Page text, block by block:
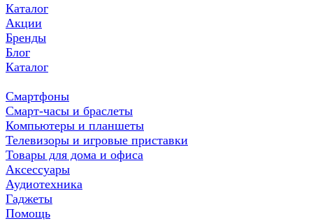
Каталог
Акции
Бренды
Блог
Каталог
Смартфоны
Смарт-часы и браслеты
Компьютеры и планшеты
Телевизоры и игровые приставки
Товары для дома и офиса
Аксессуары
Аудиотехника
Гаджеты
Помощь